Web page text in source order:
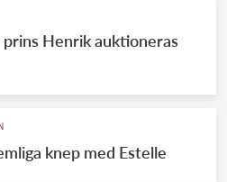
KUNGAHUS
kungahuset
kungahuset
kungahuset
Henrik auktioneras
knep med Estelle